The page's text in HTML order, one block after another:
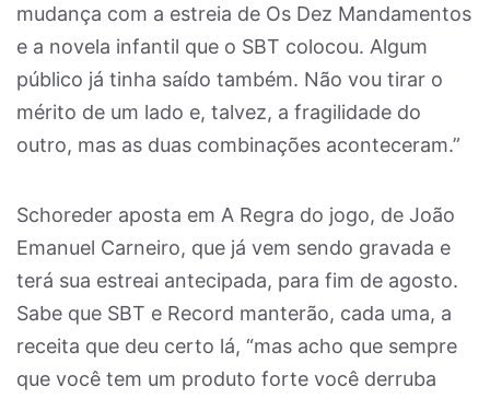
mudança com a estreia de Os Dez Mandamentos
e a novela infantil que o SBT colocou. Algum
público já tinha saído também. Não vou tirar o
mérito de um lado e, talvez, a fragilidade do
outro, mas as duas combinações aconteceram.”
Schoreder aposta em A Regra do jogo, de João
Emanuel Carneiro, que já vem sendo gravada e
terá sua estreai antecipada, para fim de agosto.
Sabe que SBT e Record manterão, cada uma, a
receita que deu certo lá, “mas acho que sempre
que você tem um produto forte você derruba